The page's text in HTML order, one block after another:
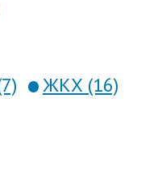
ЖКХ (16)